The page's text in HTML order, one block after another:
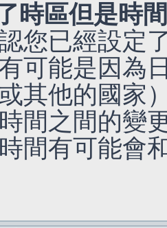
時區但是時
您已經設定
可能是因為
其他的國家
間之間的變
間有可能會